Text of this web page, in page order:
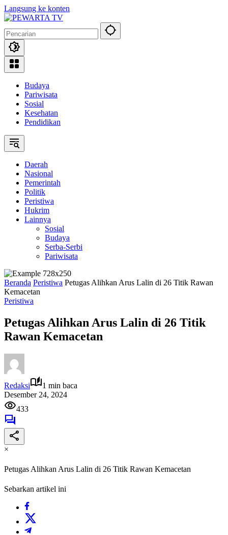
Langsung ke konten
Budaya
Pariwisata
Sosial
Kesehatan
Pendidikan
Daerah
Nasional
Pemerintah
Politik
Peristiwa
Hukrim
Lainnya
Sosial
Budaya
Serba-Serbi
Pariwisata
Beranda Peristiwa Petugas Alihkan Arus Lalin di 26 Titik Rawan
Kemacetan
Peristiwa
Petugas Alihkan Arus Lalin di 26 Titik
Rawan Kemacetan
Redaksi
1 min baca
Desember 24, 2024
433
×
Petugas Alihkan Arus Lalin di 26 Titik Rawan Kemacetan
Sebarkan artikel ini